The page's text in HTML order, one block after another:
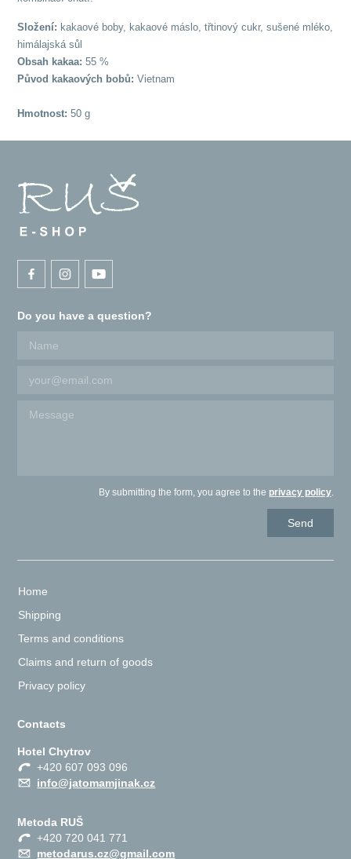
Složení: kakaové boby, kakaové máslo, třtinový cukr, sušené mléko,
himálajská sůl
Obsah kakaa: 55 %
Původ kakaových bobů: Vietnam
Hmotnost:50 g
Do you have a question?
By submitting the form, you agree to the privacy policy.
Home
Shipping
Terms and conditions
Claims and return of goods
Privacy policy
Contacts
Hotel Chytrov
+420 607 093 096
info@jatomamjinak.cz
Metoda RUŠ
+420 720 041 771
metodarus.cz@gmail.com